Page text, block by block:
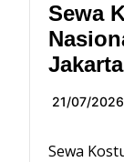
Sewa
21/07/2026
Sewa